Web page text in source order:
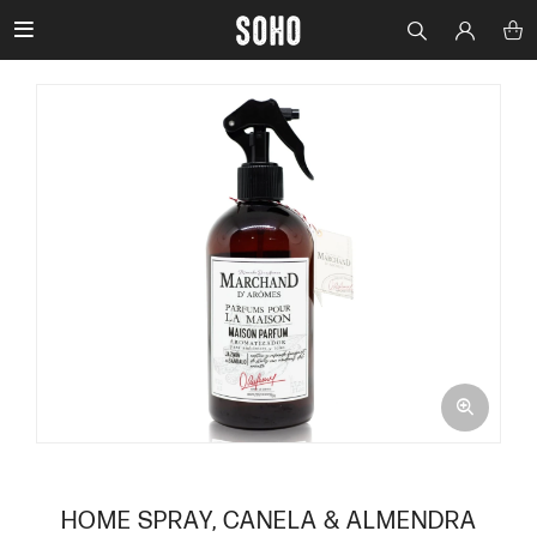

HOME SPRAY, CANELA & ALMENDRA